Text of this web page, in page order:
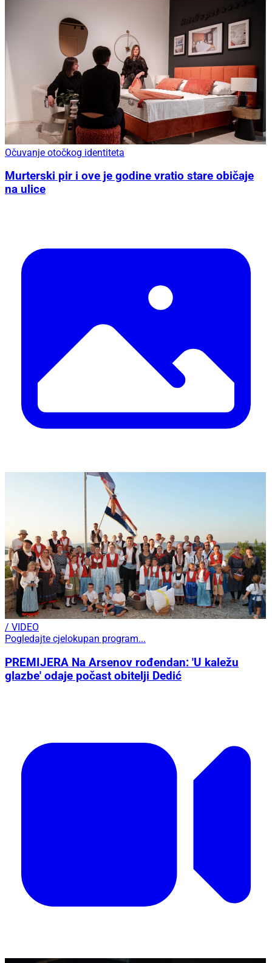
Očuvanje otočkog identiteta
Murterski pir i ove je godine vratio stare običaje
na ulice
/ VIDEO
Pogledajte cjelokupan program...
PREMIJERA Na Arsenov rođendan: 'U kaležu
glazbe' odaje počast obitelji Dedić